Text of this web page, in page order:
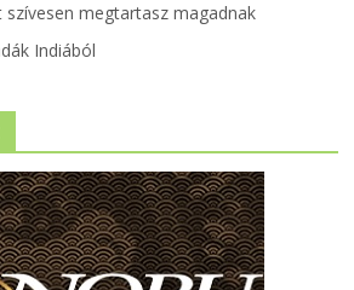
megtartasz magadnak
Indiából